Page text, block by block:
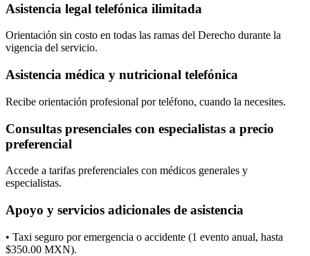
Asistencia legal telefónica ilimitada
Orientación sin costo en todas las ramas del Derecho durante la
vigencia del servicio.
Asistencia médica y nutricional telefónica
Recibe orientación profesional por teléfono, cuando la necesites.
Consultas presenciales con especialistas a precio
preferencial
Accede a tarifas preferenciales con médicos generales y
especialistas.
Apoyo y servicios adicionales de asistencia
• Taxi seguro por emergencia o accidente (1 evento anual, hasta
$350.00 MXN).